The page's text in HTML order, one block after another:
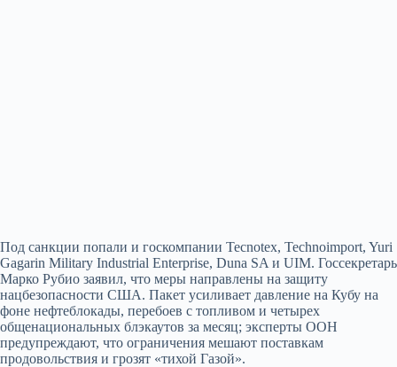
Под санкции попали и госкомпании Tecnotex, Technoimport, Yuri
Gagarin Military Industrial Enterprise, Duna SA и UIM. Госсекретарь
Марко Рубио заявил, что меры направлены на защиту
нацбезопасности США. Пакет усиливает давление на Кубу на
фоне нефтеблокады, перебоев с топливом и четырех
общенациональных блэкаутов за месяц; эксперты ООН
предупреждают, что ограничения мешают поставкам
продовольствия и грозят «тихой Газой».